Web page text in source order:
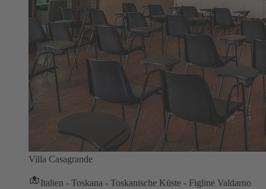
Villa Casagrande
Italien - Toskana - Toskanische Küste - Figline Valdarno